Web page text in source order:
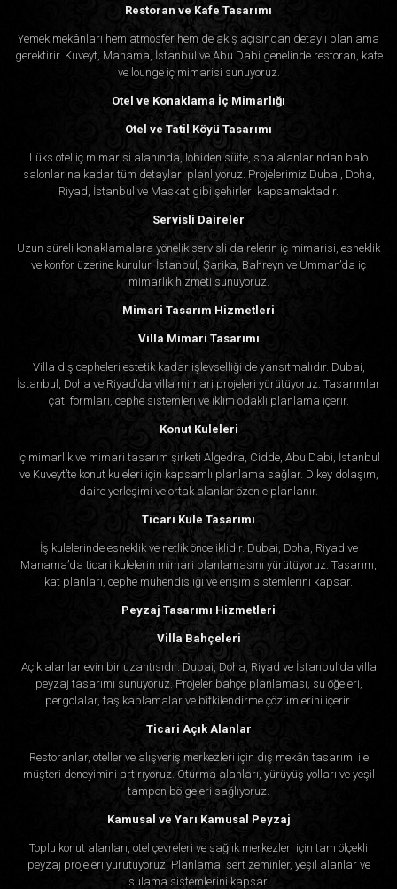
Restoran ve Kafe Tasarımı
Yemek mekânları hem atmosfer hem de akış açısından detaylı planlama
gerektirir. Kuveyt, Manama, İstanbul ve Abu Dabi genelinde restoran, kafe
ve lounge iç mimarisi sunuyoruz.
Otel ve Konaklama İç Mimarlığı
Otel ve Tatil Köyü Tasarımı
Lüks otel iç mimarisi alanında, lobiden süite, spa alanlarından balo
salonlarına kadar tüm detayları planlıyoruz. Projelerimiz Dubai, Doha,
Riyad, İstanbul ve Maskat gibi şehirleri kapsamaktadır.
Servisli Daireler
Uzun süreli konaklamalara yönelik servisli dairelerin iç mimarisi, esneklik
ve konfor üzerine kurulur. İstanbul, Şarika, Bahreyn ve Umman’da iç
mimarlık hizmeti sunuyoruz.
Mimari Tasarım Hizmetleri
Villa Mimari Tasarımı
Villa dış cepheleri estetik kadar işlevselliği de yansıtmalıdır. Dubai,
İstanbul, Doha ve Riyad’da villa mimari projeleri yürütüyoruz. Tasarımlar
çatı formları, cephe sistemleri ve iklim odaklı planlama içerir.
Konut Kuleleri
İç mimarlık ve mimari tasarım şirketi Algedra, Cidde, Abu Dabi, İstanbul
ve Kuveyt’te konut kuleleri için kapsamlı planlama sağlar. Dikey dolaşım,
daire yerleşimi ve ortak alanlar özenle planlanır.
Ticari Kule Tasarımı
İş kulelerinde esneklik ve netlik önceliklidir. Dubai, Doha, Riyad ve
Manama’da ticari kulelerin mimari planlamasını yürütüyoruz. Tasarım,
kat planları, cephe mühendisliği ve erişim sistemlerini kapsar.
Peyzaj Tasarımı Hizmetleri
Villa Bahçeleri
Açık alanlar evin bir uzantısıdır. Dubai, Doha, Riyad ve İstanbul’da villa
peyzaj tasarımı sunuyoruz. Projeler bahçe planlaması, su öğeleri,
pergolalar, taş kaplamalar ve bitkilendirme çözümlerini içerir.
Ticari Açık Alanlar
Restoranlar, oteller ve alışveriş merkezleri için dış mekân tasarımı ile
müşteri deneyimini artırıyoruz. Oturma alanları, yürüyüş yolları ve yeşil
tampon bölgeleri sağlıyoruz.
Kamusal ve Yarı Kamusal Peyzaj
Toplu konut alanları, otel çevreleri ve sağlık merkezleri için tam ölçekli
peyzaj projeleri yürütüyoruz. Planlama; sert zeminler, yeşil alanlar ve
sulama sistemlerini kapsar.